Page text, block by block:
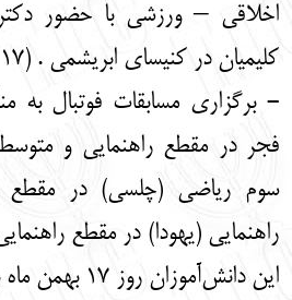
اخلاقی – ورزشی با حضور
کلیمیان در کنیسای ابریشمی . (17 بهمن)
- برگزاری مسابقات فوتبال به
فجر در مقطع راهنمایی و
سوم ریاضی (چلسی) در
راهنمایی (یهودا) در مقطع
این دانش‌آموزان روز 17 بهمن ماه به آنان اهدا شد.